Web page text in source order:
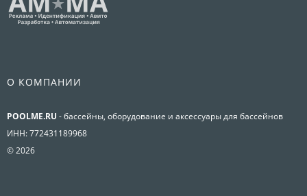
О КОМПАНИИ
POOLME.RU - бассейны, оборудование и аксессуары для бассейнов
ИНН: 772431189968
© 2026